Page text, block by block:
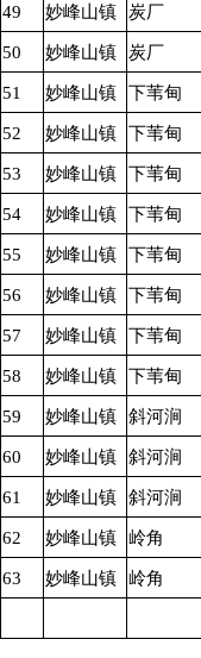
49 妙峰山镇 炭厂
50 妙峰山镇 炭厂
51 妙峰山镇 下苇甸
52 妙峰山镇 下苇甸
53 妙峰山镇 下苇甸
54 妙峰山镇 下苇甸
55 妙峰山镇 下苇甸
56 妙峰山镇 下苇甸
57 妙峰山镇 下苇甸
58 妙峰山镇 下苇甸
59 妙峰山镇 斜河涧
60 妙峰山镇 斜河涧
61 妙峰山镇 斜河涧
62 妙峰山镇 岭角
63 妙峰山镇 岭角